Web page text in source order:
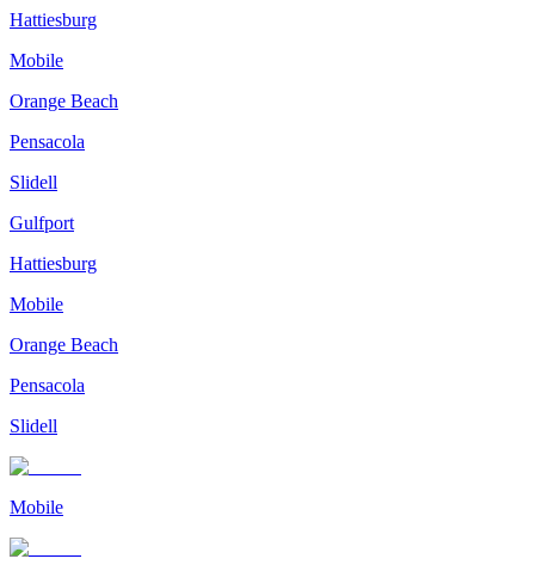
Hattiesburg
Mobile
Orange Beach
Pensacola
Slidell
Gulfport
Hattiesburg
Mobile
Orange Beach
Pensacola
Slidell
Mobile